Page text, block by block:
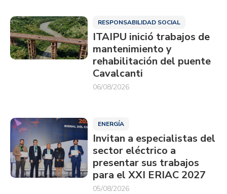
RESPONSABILIDAD SOCIAL
ITAIPU inició trabajos de
mantenimiento y
rehabilitación del puente
Cavalcanti
06/08/2026
ENERGÍA
Invitan a especialistas del
sector eléctrico a
presentar sus trabajos
para el XXI ERIAC 2027
05/08/2026